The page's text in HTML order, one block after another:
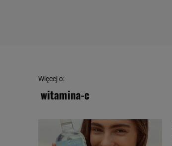
Więcej o:
witamina-c